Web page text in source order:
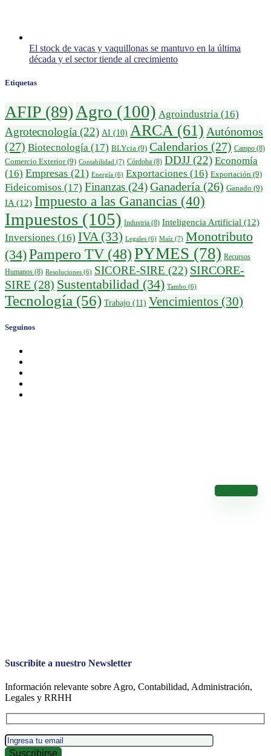
El stock de vacas y vaquillonas se mantuvo en la última
década y el sector tiende al crecimiento
Etiquetas
AFIP (89) Agro (100) Agroindustria (16)
Agrotecnología (22) AI (10) ARCA (61) Autónomos
(27) Biotecnología (17) BLYcia (9) Calendarios (27) Campo (8)
Comercio Exterior(9) Contabilidad (7) Córdoba (8) DDJJ (22) Economía
(16) Empresas (21) Energía (6) Exportaciones (16) Exportación (9)
Fideicomisos (17) Finanzas (24)Ganadería (26) Ganado (9)
IA (12) Impuesto a las Ganancias (40)
Impuestos (105) Industria (8) Inteligencia Artificial (12)
Inversiones (16) IVA (33) Legales (6) Maíz (7) Monotributo
(34)Pampero TV (48)PYMES (78) Recursos
Humanos (8) Resoluciones (6) SICORE-SIRE (22) SIRCORE-
SIRE (28) Sustentabilidad (34) Tambo (6)
Tecnología (56) Trabajo (11) Vencimientos (30)
Seguinos
Suscribite a nuestro Newsletter
Información relevante sobre Agro, Contabilidad, Administración,
Legales y RRHH